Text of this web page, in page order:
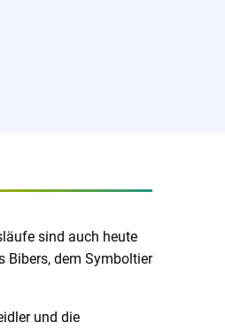
sind auch heute
Bibers, dem Symboltier
und die